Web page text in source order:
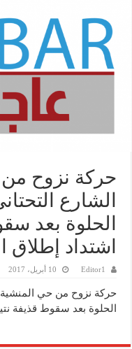
‏حركة نزوح
الشارع
الحلوة بعد
اشتداد
Editor1 10 أبريل، 2017
‏حركة نزوح من حي
الحلوة بعد سقوط قذيفة